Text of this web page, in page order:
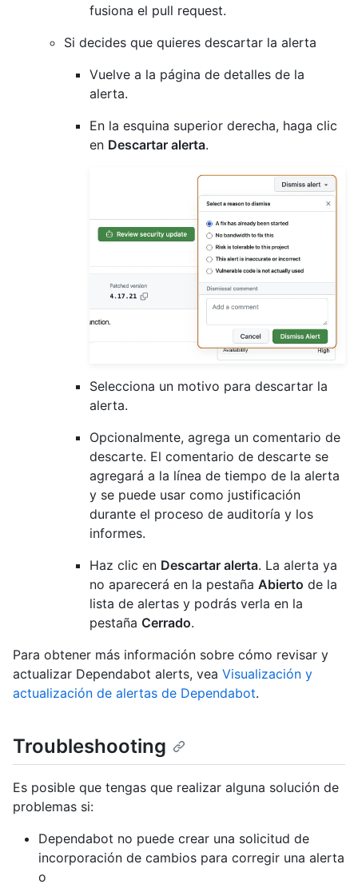
fusiona el pull request.
Si decides que quieres descartar la alerta
Vuelve a la página de detalles de la
alerta.
En la esquina superior derecha, haga clic
en Descartar alerta.
Selecciona un motivo para descartar la
alerta.
Opcionalmente, agrega un comentario de
descarte. El comentario de descarte se
agregará a la línea de tiempo de la alerta
y se puede usar como justificación
durante el proceso de auditoría y los
informes.
Haz clic en Descartar alerta. La alerta ya
no aparecerá en la pestaña Abierto de la
lista de alertas y podrás verla en la
pestaña Cerrado.
Para obtener más información sobre cómo revisar y
actualizar Dependabot alerts, vea Visualización y
actualización de alertas de Dependabot.
Troubleshooting
Es posible que tengas que realizar alguna solución de
problemas si:
Dependabot no puede crear una solicitud de
incorporación de cambios para corregir una alerta
o